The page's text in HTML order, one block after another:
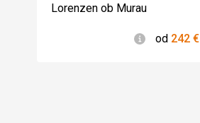
Lorenzen ob Murau
Informácie
od 242 €